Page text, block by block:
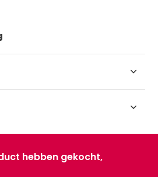
hebben gekocht,